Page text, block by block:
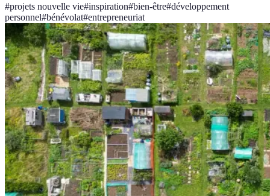
#projets nouvelle vie#inspiration#bien-être#développement
personnel#bénévolat#entrepreneuriat